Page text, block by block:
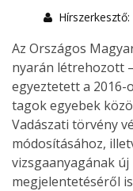
Az Országos
nyarán létrehozott
egyeztetett a 2016-
tagok egyebek
Vadászati törvény
módosításához,
vizsgaanyagának
megjelentetéséről